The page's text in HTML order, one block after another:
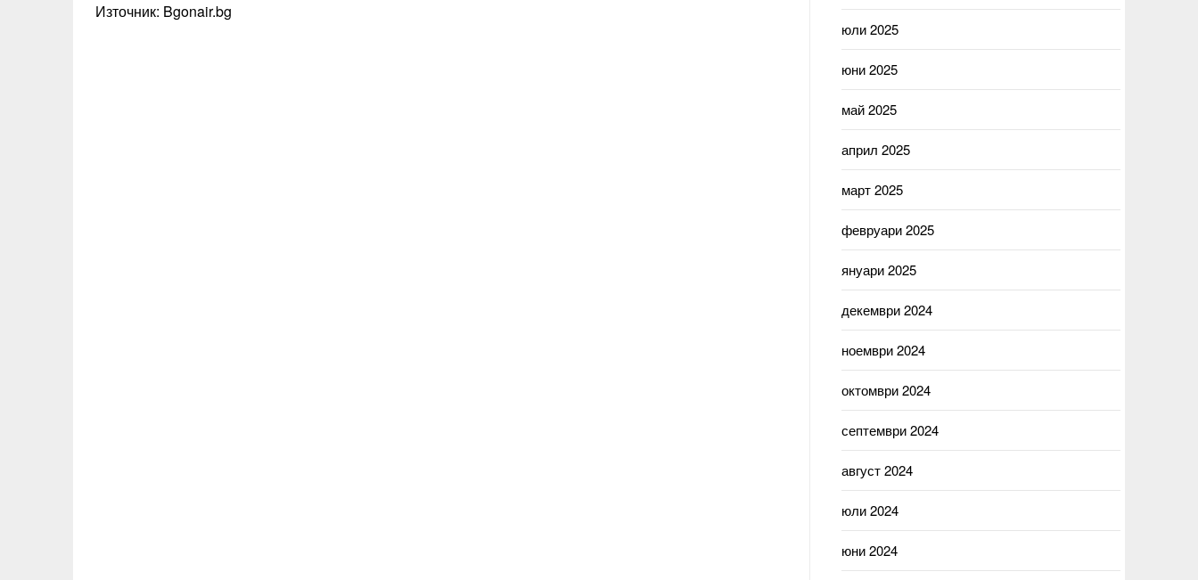
Източник: Bgonair.bg
юли 2025
юни 2025
май 2025
април 2025
март 2025
февруари 2025
януари 2025
декември 2024
ноември 2024
октомври 2024
септември 2024
август 2024
юли 2024
юни 2024